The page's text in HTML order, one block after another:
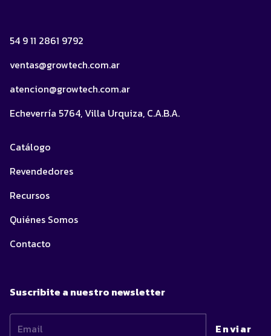
54 9 11 2861 9792
ventas@growtech.com.ar
atencion@growtech.com.ar
Echeverría 5764, Villa Urquiza, C.A.B.A.
Catálogo
Revendedores
Recursos
Quiénes Somos
Contacto
Suscribite a nuestro newsletter